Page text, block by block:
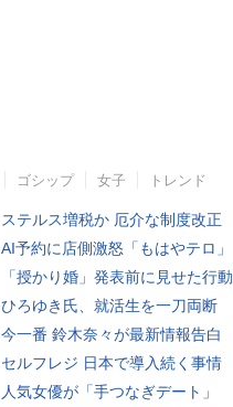
ゴシップ 女子 トレンド
ステルス増税か 厄介な制度改正
AI予約に店側激怒「もはやテロ」
「授かり婚」発表前に見せた行動
ひろゆき氏、就活生を一刀両断
今一番 鈴木奈々が最新情報告白
セルフレジ 日本で導入続く事情
人気女優が「手つなぎデート」